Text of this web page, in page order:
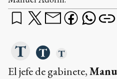
El jefe de gabinete,